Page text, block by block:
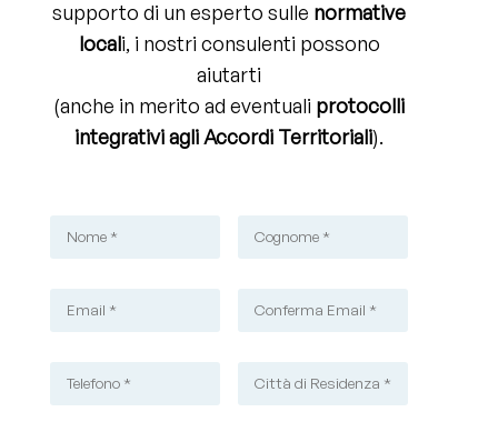
supporto di un esperto sulle normative
locali, i nostri consulenti possono
aiutarti
(anche in merito ad eventuali protocolli
integrativi agli Accordi Territoriali).